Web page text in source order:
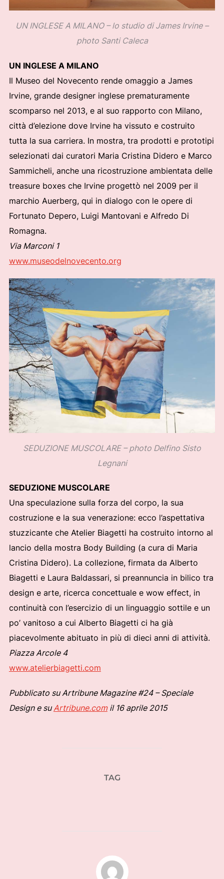
UN INGLESE A MILANO – lo studio di James Irvine –
photo Santi Caleca
UN INGLESE A MILANO
Il Museo del Novecento rende omaggio a James
Irvine, grande designer inglese prematuramente
scomparso nel 2013, e al suo rapporto con Milano,
città d’elezione dove Irvine ha vissuto e costruito
tutta la sua carriera. In mostra, tra prodotti e prototipi
selezionati dai curatori Maria Cristina Didero e Marco
Sammicheli, anche una ricostruzione ambientata delle
treasure boxes che Irvine progettò nel 2009 per il
marchio Auerberg, qui in dialogo con le opere di
Fortunato Depero, Luigi Mantovani e Alfredo Di
Romagna.
Via Marconi 1
www.museodelnovecento.org
SEDUZIONE MUSCOLARE – photo Delfino Sisto
Legnani
SEDUZIONE MUSCOLARE
Una speculazione sulla forza del corpo, la sua
costruzione e la sua venerazione: ecco l’aspettativa
stuzzicante che Atelier Biagetti ha costruito intorno al
lancio della mostra Body Building (a cura di Maria
Cristina Didero). La collezione, firmata da Alberto
Biagetti e Laura Baldassari, si preannuncia in bilico tra
design e arte, ricerca concettuale e wow effect, in
continuità con l’esercizio di un linguaggio sottile e un
po’ vanitoso a cui Alberto Biagetti ci ha già
piacevolmente abituato in più di dieci anni di attività.
Piazza Arcole 4
www.atelierbiagetti.com
Pubblicato su Artribune Magazine #24 – Speciale
Design e suArtribune.comil 16 aprile 2015
TAG
AUTORE DELL'ARTICOLO